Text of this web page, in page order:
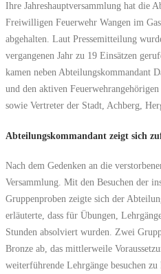
Ihre Jahreshauptversammlung hat die
Freiwilligen Feuerwehr Wangen im
abgehalten. Laut Pressemitteilung
vergangenen Jahr zu 19 Einsätzen
kamen neben Abteilungskommandant
und den aktiven
sowie Vertreter der Stadt, Achberg,
Abteilungskommandant zeigt sich
Nach dem Gedenken an die
Versammlung. Mit den Besuchen der
Gruppenproben zeigte sich der
erläuterte, dass für Übungen,
Stunden absolviert wurden. Zwei
Bronze ab, das mittlerweile
weiterführende Lehrgänge besuchen zu